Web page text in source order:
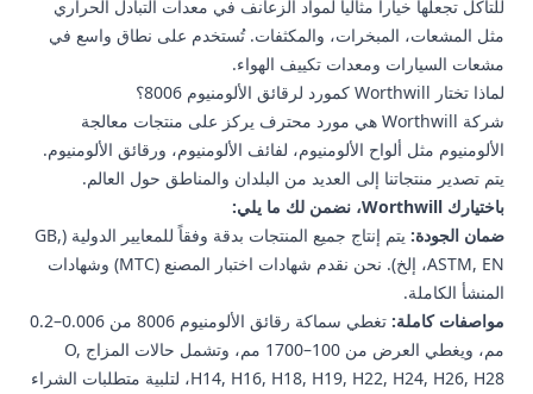
للتآكل تجعلها خياراً مثالياً لمواد الزعانف في معدات التبادل الحراري
مثل المشعات، المبخرات، والمكثفات. تُستخدم على نطاق واسع في
مشعات السيارات ومعدات تكييف الهواء.
لماذا تختار Worthwill كمورد لرقائق الألومنيوم 8006؟
شركة Worthwill هي مورد محترف يركز على منتجات معالجة
الألومنيوم مثل ألواح الألومنيوم، لفائف الألومنيوم، ورقائق الألومنيوم.
يتم تصدير منتجاتنا إلى العديد من البلدان والمناطق حول العالم.
باختيارك Worthwill، نضمن لك ما يلي:
ضمان الجودة:
يتم إنتاج جميع المنتجات بدقة وفقاً للمعايير الدولية (GB,
ASTM, EN، إلخ). نحن نقدم شهادات اختبار المصنع (MTC) وشهادات
المنشأ الكاملة.
مواصفات كاملة:
تغطي سماكة رقائق الألومنيوم 8006 من 0.006–0.2
مم، ويغطي العرض من 100–1700 مم، وتشمل حالات المزاج O,
H14, H16, H18, H19, H22, H24, H26, H28، لتلبية متطلبات الشراء